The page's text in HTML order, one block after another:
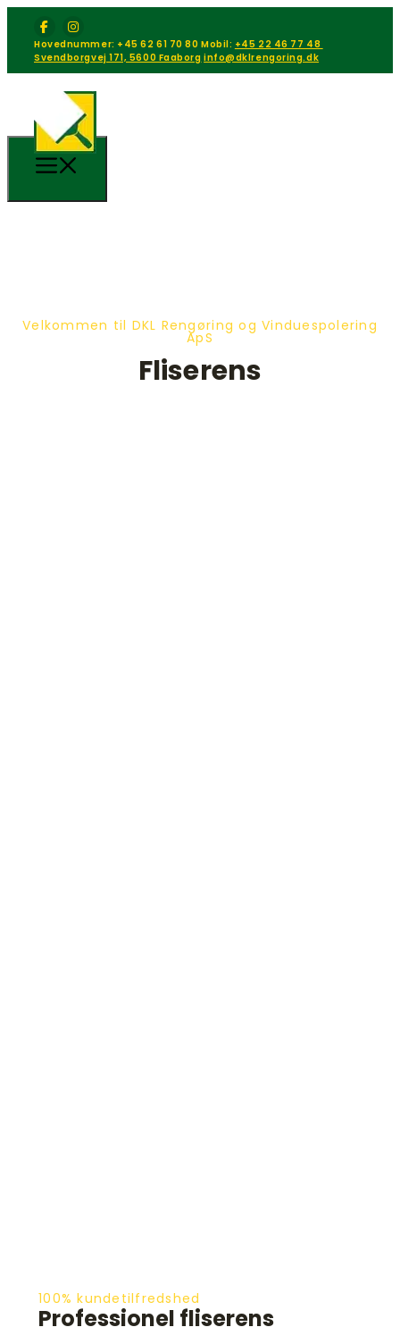
Hovednummer: +45 62 61 70 80 Mobil: +45 22 46 77 48
Svendborgvej 171, 5600 Faaborg info@dklrengoring.dk
Velkommen til DKL Rengøring og Vinduespolering
ApS
Fliserens
100% kundetilfredshed
Professionel fliserens